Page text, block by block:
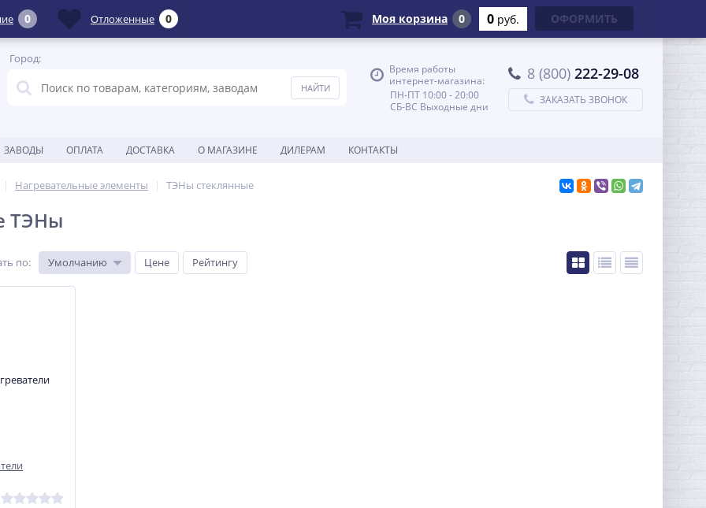
Город:
Время работы
интернет-магазина:
ПН-ПТ 10:00 - 20:00
СБ-ВС Выходные дни
8 (800) 222-29-08
ЗАКАЗАТЬ ЗВОНОК
ЗАВОДЫ ОПЛАТА ДОСТАВКА О МАГАЗИНЕ ДИЛЕРАМ КОНТАКТЫ
Нагревательные элементы ТЭНы стеклянные
ТЭНы
по: Умолчанию Цене Рейтингу
0 Отложенные 0 Моя корзина 0 0 руб. ОФОРМИТЬ